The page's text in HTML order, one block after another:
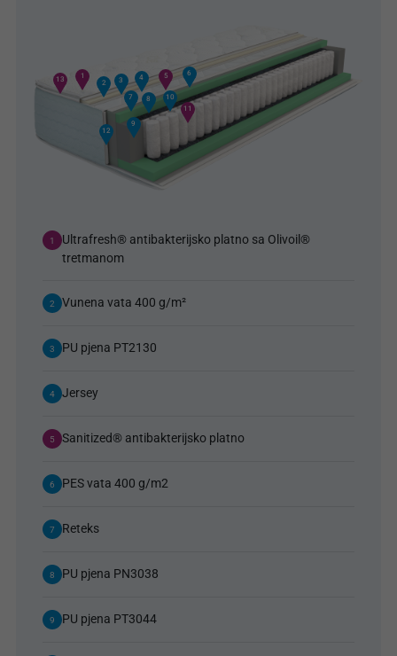
1
2
3 4 5 6
7 8
9
10
11
12
13
1
Ultrafresh® antibakterijsko platno sa Olivoil®
tretmanom
2 Vunena vata 400 g/m²
3 PU pjena PT2130
4 Jersey
5 Sanitized® antibakterijsko platno
6 PES vata 400 g/m2
7 Reteks
8 PU pjena PN3038
9 PU pjena PT3044